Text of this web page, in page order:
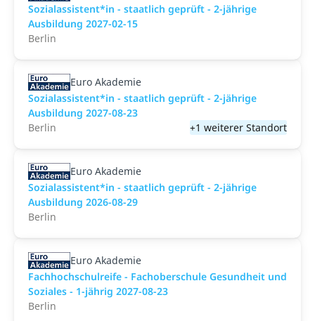
Sozialassistent*in - staatlich geprüft - 2-jährige
Ausbildung 2027-02-15
Berlin
Euro Akademie
Sozialassistent*in - staatlich geprüft - 2-jährige
Ausbildung 2027-08-23
Berlin
+1 weiterer Standort
Euro Akademie
Sozialassistent*in - staatlich geprüft - 2-jährige
Ausbildung 2026-08-29
Berlin
Euro Akademie
Fachhochschulreife - Fachoberschule Gesundheit und
Soziales - 1-jährig 2027-08-23
Berlin